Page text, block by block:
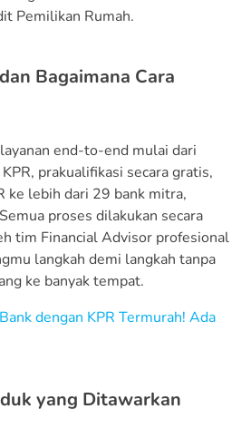
Pemilikan Rumah.
Bagaimana Cara
end-to-end mulai dari
prakualifikasi secara gratis,
ke lebih dari 29 bank mitra,
proses dilakukan secara
tim Financial Advisor profesional
langkah demi langkah tanpa
ke banyak tempat.
dengan KPR Termurah! Ada
yang Ditawarkan